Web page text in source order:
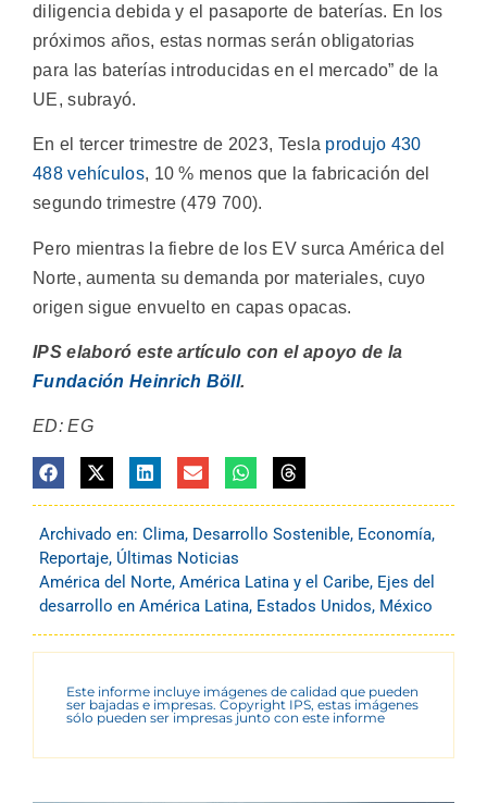
diligencia debida y el pasaporte de baterías. En los
próximos años, estas normas serán obligatorias
para las baterías introducidas en el mercado” de la
UE, subrayó.
En el tercer trimestre de 2023, Tesla produjo 430
488 vehículos, 10 % menos que la fabricación del
segundo trimestre (479 700).
Pero mientras la fiebre de los EV surca América del
Norte, aumenta su demanda por materiales, cuyo
origen sigue envuelto en capas opacas.
IPS elaboró este artículo con el apoyo de la
Fundación Heinrich Böll.
ED: EG
Archivado en: Clima, Desarrollo Sostenible, Economía,
Reportaje, Últimas Noticias
América del Norte, América Latina y el Caribe, Ejes del
desarrollo en América Latina, Estados Unidos, México
Este informe incluye imágenes de calidad que pueden
ser bajadas e impresas. Copyright IPS, estas imágenes
sólo pueden ser impresas junto con este informe